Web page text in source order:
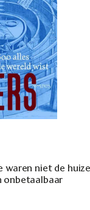
waren niet de
onbetaalbaar